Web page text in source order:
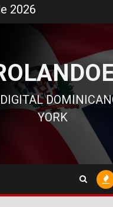
2026
YORK